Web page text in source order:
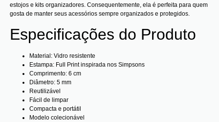
estojos e kits organizadores. Consequentemente, ela é perfeita para quem
gosta de manter seus acessórios sempre organizados e protegidos.
Especificações do Produto
Material: Vidro resistente
Estampa: Full Print inspirada nos Simpsons
Comprimento: 6 cm
Diâmetro: 5 mm
Reutilizável
Fácil de limpar
Compacta e portátil
Modelo colecionável